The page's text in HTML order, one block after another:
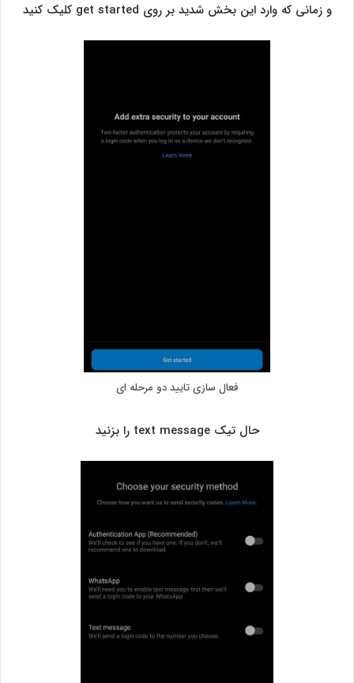
و زمانی که وارد این بخش شدید بر روی get started کلیک کنید
فعال سازی تایید دو مرحله ای
حال تیک text message را بزنید